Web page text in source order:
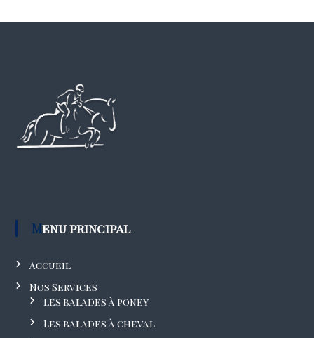
Menu principal
Accueil
Nos Services
Les balades à poney
Les balades à cheval